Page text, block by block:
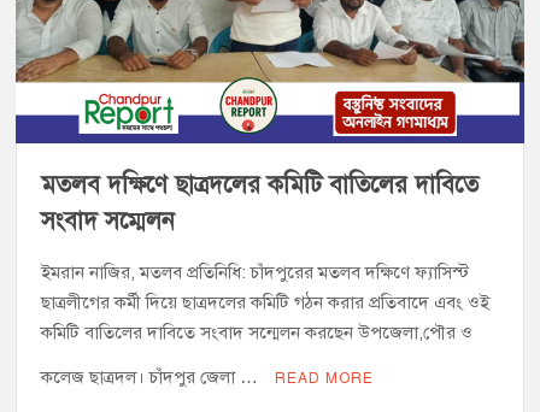
মতলব দক্ষিণে ছাত্রদলের কমিটি বাতিলের দাবিতে
সংবাদ সম্মেলন
ইমরান নাজির, মতলব প্রতিনিধি: চাঁদপুরের মতলব দক্ষিণে ফ্যাসিস্ট
ছাত্রলীগের কর্মী দিয়ে ছাত্রদলের কমিটি গঠন করার প্রতিবাদে এবং ওই
কমিটি বাতিলের দাবিতে সংবাদ সন্মেলন করছেন উপজেলা,পৌর ও
কলেজ ছাত্রদল। চাঁদপুর জেলা … READ MORE